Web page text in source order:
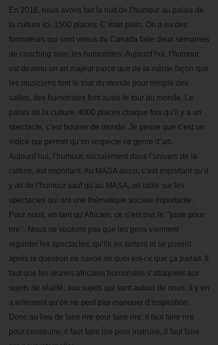
En 2016, nous avons fait la nuit de l’humour au palais de
la culture ici, 1500 places. C’était plein. On a eu des
formateurs qui sont venus du Canada faire deux semaines
de coaching avec les humoristes. Aujourd’hui, l’humour
est devenu un art majeur parce que de la même façon que
les musiciens font le tour du monde pour remplir des
salles, des humoristes font aussi le tour du monde. Le
palais de la culture, 4000 places chaque fois qu’il y a un
spectacle, c’est bourrer de monde. Je pense que c’est un
indice qui permet qu’on respecte ce genre d’art.
Aujourd’hui, l’humour, socialement dans l’univers de la
culture, est important. Au MASA aussi, c’est important qu’il
y ait de l’humour sauf qu’au MASA, on table sur les
spectacles qui ont une thématique sociale importante.
Pour nous, en tant qu’Africain, ce n’est pas le ‘’juste pour
rire’’. Nous ne voulons pas que les gens viennent
regarder les spectacles, qu’ils en sortent et se posent
après la question de savoir de quoi est-ce que ça parlait. Il
faut que les jeunes africains humoristes s’attaquent aux
sujets de réalité, aux sujets qui sont autour de nous. Il y en
a tellement qu’on ne peut pas manquer d’inspiration.
Donc au lieu de faire rire pour faire rire, il faut faire rire
pour construire, il faut faire rire pour instruire, il faut faire